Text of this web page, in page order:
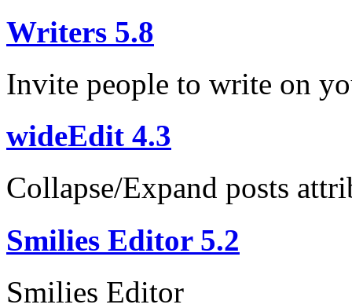
Writers 5.8
Invite people to write on
wideEdit 4.3
Collapse/Expand posts
Smilies Editor 5.2
Smilies Editor